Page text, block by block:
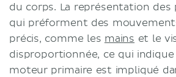
du corps. La représentation des
qui préforment des
précis, comme les mains et le
disproportionnée, ce qui
moteur primaire est impliqué